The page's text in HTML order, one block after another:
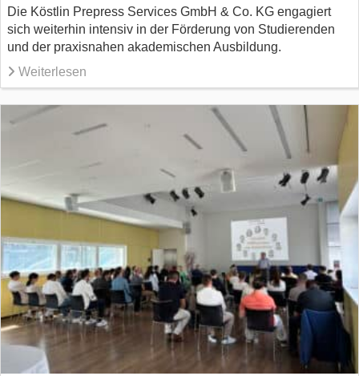
Die Köstlin Prepress Services GmbH & Co. KG engagiert
sich weiterhin intensiv in der Förderung von Studierenden
und der praxisnahen akademischen Ausbildung.
Weiterlesen